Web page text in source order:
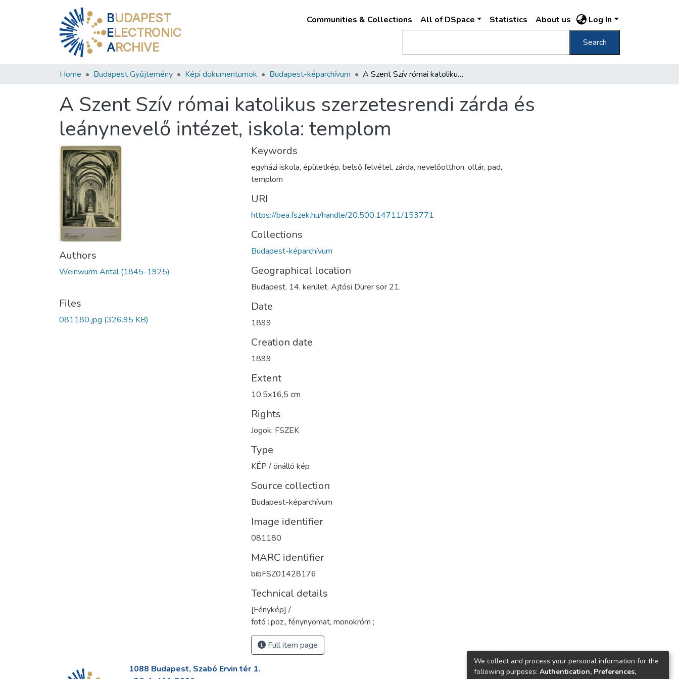
BUDAPEST
ELECTRONIC
ARCHIVE
Communities & Collections All of DSpace Statistics About us Log In
Search
Home Budapest Gyűjtemény Képi dokumentumok Budapest-képarchívum A Szent Szív római katolikus szerzetesrendi zárda és leánynevelő intézet, iskola: templom
A Szent Szív római katolikus szerzetesrendi zárda és
leánynevelő intézet, iskola: templom
Authors
Weinwurm Antal (1845-1925)
Files
081180.jpg (326.95 KB)
Keywords
egyházi iskola, épületkép, belső felvétel, zárda, nevelőotthon, oltár, pad,
templom
URI
https://bea.fszek.hu/handle/20.500.14711/153771
Collections
Budapest-képarchívum
Geographical location
Budapest. 14. kerület. Ajtósi Dürer sor 21.
Date
1899
Creation date
1899
Extent
10,5x16,5 cm
Rights
Jogok: FSZEK
Type
KÉP / önálló kép
Source collection
Budapest-képarchívum
Image identifier
081180
MARC identifier
bibFSZ01428176
Technical details
[Fénykép] /
fotó :,poz., fénynyomat, monokróm ;
Full item page
1088 Budapest, Szabó Ervin tér 1.
We collect and process your personal information for the
following purposes: Authentication, Preferences,